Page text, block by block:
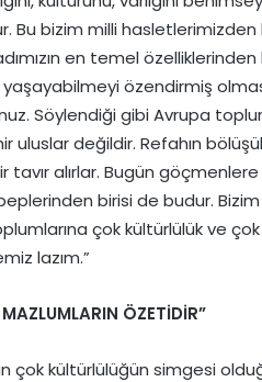
Bu bizim milli
en temel
özendirmiş
Söylendiği gibi Avrupa
uluslar değildir. Refahın
tavır alırlar. Bugün
birisi de budur.
çok kültürlülük ve
lazım.”
ÖZETİDİR”
çok kültürlülüğün simgesi